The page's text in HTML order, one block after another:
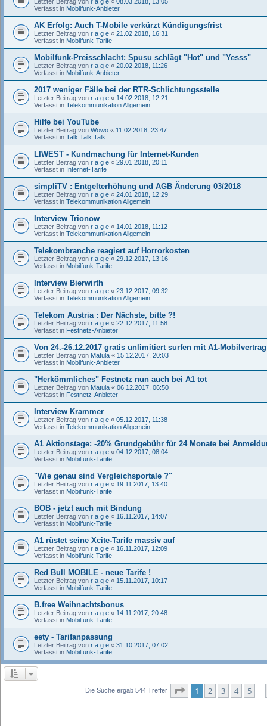
Verfasst in Mobilfunk-Anbieter
AK Erfolg: Auch T-Mobile verkürzt Kündigungsfrist
Letzter Beitrag von r a g e « 21.02.2018, 16:31
Verfasst in Mobilfunk-Tarife
Mobilfunk-Preisschlacht: Spusu schlägt "Hot" und "Yesss"
Letzter Beitrag von r a g e « 20.02.2018, 11:26
Verfasst in Mobilfunk-Anbieter
2017 weniger Fälle bei der RTR-Schlichtungsstelle
Letzter Beitrag von r a g e « 14.02.2018, 12:21
Verfasst in Telekommunikation Allgemein
Hilfe bei YouTube
Letzter Beitrag von Wowo « 11.02.2018, 23:47
Verfasst in Talk Talk Talk
LIWEST - Kundmachung für Internet-Kunden
Letzter Beitrag von r a g e « 29.01.2018, 20:11
Verfasst in Internet-Tarife
simpliTV : Entgelterhöhung und AGB Änderung 03/2018
Letzter Beitrag von r a g e « 24.01.2018, 12:29
Verfasst in Telekommunikation Allgemein
Interview Trionow
Letzter Beitrag von r a g e « 14.01.2018, 11:12
Verfasst in Telekommunikation Allgemein
Telekombranche reagiert auf Horrorkosten
Letzter Beitrag von r a g e « 29.12.2017, 13:16
Verfasst in Mobilfunk-Tarife
Interview Bierwirth
Letzter Beitrag von r a g e « 23.12.2017, 09:32
Verfasst in Telekommunikation Allgemein
Telekom Austria : Der Nächste, bitte ?!
Letzter Beitrag von r a g e « 22.12.2017, 11:58
Verfasst in Festnetz-Anbieter
Von 24.-26.12.2017 gratis unlimitiert surfen mit A1-Mobilvertrag
Letzter Beitrag von Matula « 15.12.2017, 20:03
Verfasst in Mobilfunk-Anbieter
"Herkömmliches" Festnetz nun auch bei A1 tot
Letzter Beitrag von Matula « 06.12.2017, 06:50
Verfasst in Festnetz-Anbieter
Interview Krammer
Letzter Beitrag von r a g e « 05.12.2017, 11:38
Verfasst in Telekommunikation Allgemein
A1 Aktionstage: -20% Grundgebühr für 24 Monate bei
Letzter Beitrag von r a g e « 04.12.2017, 08:04
Verfasst in Mobilfunk-Tarife
"Wie genau sind Vergleichsportale ?"
Letzter Beitrag von r a g e « 19.11.2017, 13:40
Verfasst in Mobilfunk-Tarife
BOB - jetzt auch mit Bindung
Letzter Beitrag von r a g e « 16.11.2017, 14:07
Verfasst in Mobilfunk-Tarife
A1 rüstet seine Xcite-Tarife massiv auf
Letzter Beitrag von r a g e « 16.11.2017, 12:09
Verfasst in Mobilfunk-Tarife
Red Bull MOBILE - neue Tarife !
Letzter Beitrag von r a g e « 15.11.2017, 10:17
Verfasst in Mobilfunk-Tarife
B.free Weihnachtsbonus
Letzter Beitrag von r a g e « 14.11.2017, 20:48
Verfasst in Mobilfunk-Tarife
eety - Tarifanpassung
Letzter Beitrag von r a g e « 31.10.2017, 07:02
Verfasst in Mobilfunk-Tarife
Die Suche ergab 544 Treffer Seite von
1 2 3 4 5